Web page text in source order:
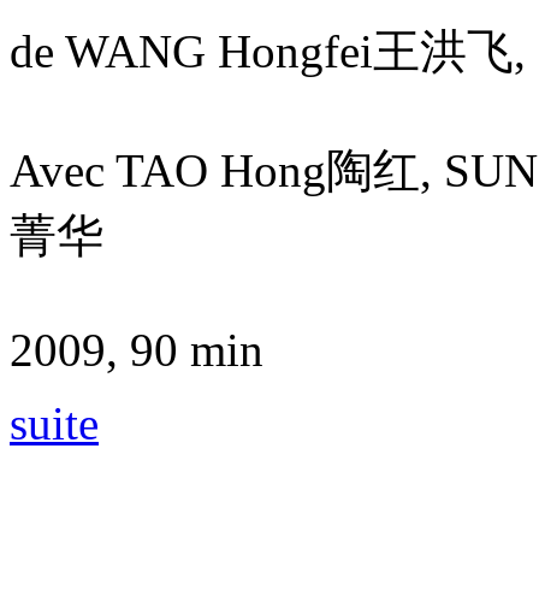
de WANG Hongfei王洪
Avec TAO Hong陶红,
菁华
2009, 90 min
suite